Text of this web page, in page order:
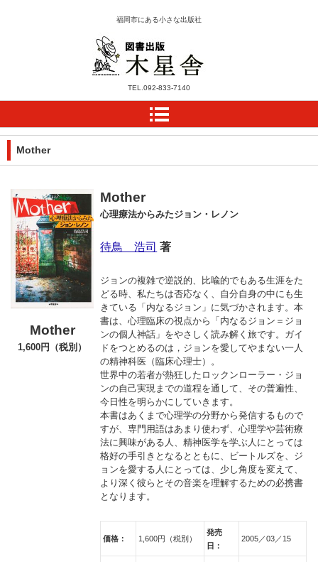
木星舎ホームページ
福岡市にある小さな出版社
TEL. 092-833-7140
Mother
Mother
1,600円（税別）
Mother
心理療法からみたジョン・レノン
待鳥 浩司 著
ジョンの複雑で逆説的、比喩的でもある生涯をた
どる時、私たちは否応なく、自分自身の中にも生
きている「内なるジョン」に気づかされます。本
書は、心理臨床の視点から「内なるジョン＝ジョ
ンの個人神話」をやさしく読み解く旅です。ガイ
ドをつとめるのは，ジョンを愛してやまない一人
の精神科医（臨床心理士）。
世界中の若者が熱狂したロックンローラー・ジョ
ンの自己実現までの道程を通して、その普遍性、
今日性を明らかにしていきます。
本書はあくまで心理学の分野から発信するもので
すが、専門用語はあまり使わず、心理学や芸術療
法に興味がある人、精神医学を学ぶ人にとっては
格好の手引きとなるとともに、ビートルズを、ジ
ョンを愛する人にとっては、少し角度を変えて、
より深く彼らとその音楽を理解するための必携書
となります。
価格： 1,600円（税別）
発売
日：
2005／03／15